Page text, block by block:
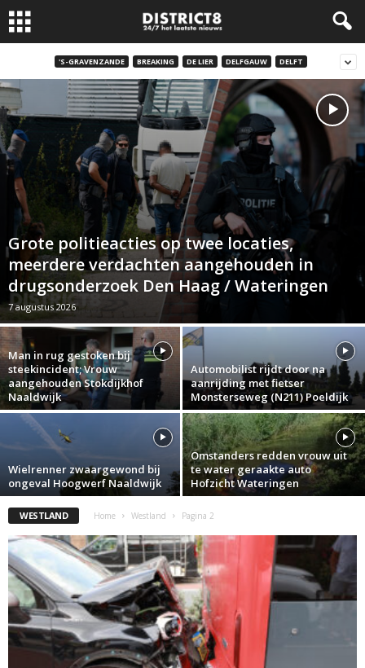
'S-GRAVENZANDE BREAKING DE LIER DELFGAUW DELFT
Grote politieacties op twee locaties,
meerdere verdachten aangehouden in
drugsonderzoek Den Haag / Wateringen
7 augustus 2026
Man in rug gestoken bij
steekincident; Vrouw
aangehouden Stokdijkhof
Naaldwijk
Automobilist rijdt door na
aanrijding met fietser
Monsterseweg (N211) Poeldijk
Wielrenner zwaargewond bij
ongeval Hoogwerf Naaldwijk
Omstanders redden vrouw uit
te water geraakte auto
Hofzicht Wateringen
WESTLAND Home Westland Pagina 2